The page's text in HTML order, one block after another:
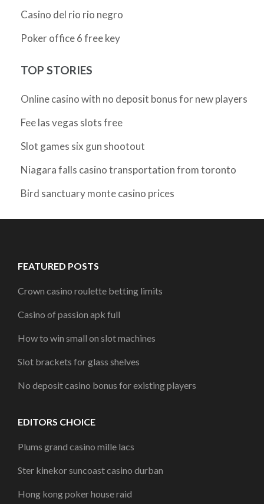
Casino del rio rio negro
Poker office 6 free key
TOP STORIES
Online casino with no deposit bonus for new players
Fee las vegas slots free
Slot games six gun shootout
Niagara falls casino transportation from toronto
Bird sanctuary monte casino prices
FEATURED POSTS
Crown casino roulette betting limits
Casino of passion apk full
How to win small on slot machines
Slot brackets for glass shelves
No deposit casino bonus for existing players
EDITORS CHOICE
Plums grand casino mille lacs
Ster kinekor suncoast casino durban
Hong kong poker house raid